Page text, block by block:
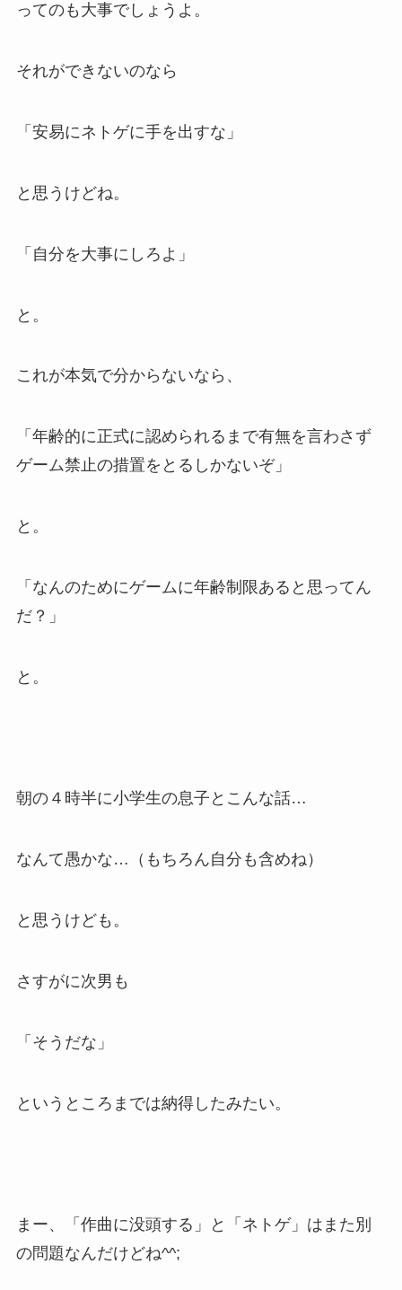
ってのも大事でしょうよ。
それができないのなら
「安易にネトゲに手を出すな」
と思うけどね。
「自分を大事にしろよ」
と。
これが本気で分からないなら、
「年齢的に正式に認められるまで有無を言わさず
ゲーム禁止の措置をとるしかないぞ」
と。
「なんのためにゲームに年齢制限あると思ってん
だ？」
と。
朝の４時半に小学生の息子とこんな話…
なんて愚かな…（もちろん自分も含めね）
と思うけども。
さすがに次男も
「そうだな」
というところまでは納得したみたい。
まー、「作曲に没頭する」と「ネトゲ」はまた別
の問題なんだけどね^^;